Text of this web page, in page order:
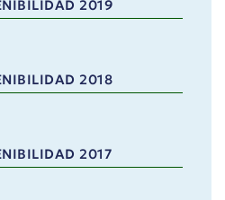
2019
2018
2017